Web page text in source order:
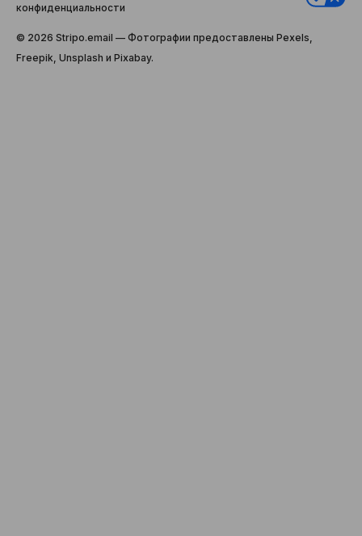
конфиденциальности
© 2026 Stripо.email — Фотографии предоставлены Pexels,
Freepik, Unsplash и Pixabay.